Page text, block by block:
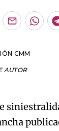
Enviar
CMM
AUTOR